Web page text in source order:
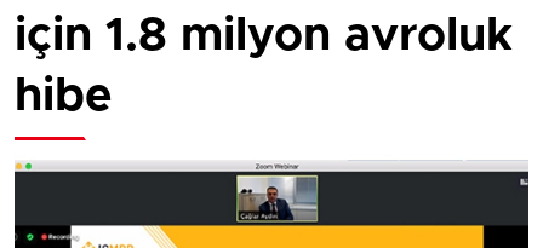
için 1.8 milyon avroluk
hibe